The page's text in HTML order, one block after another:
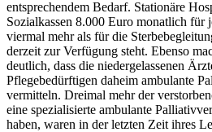
entsprechendem Bedarf. Stationäre
Sozialkassen 8.000 Euro monatlich für
viermal mehr als für die
derzeit zur Verfügung steht. Ebenso
deutlich, dass die niedergelassenen
Pflegebedürftigen daheim ambulante
vermitteln. Dreimal mehr der
eine spezialisierte ambulante
haben, waren in der letzten Zeit ihres